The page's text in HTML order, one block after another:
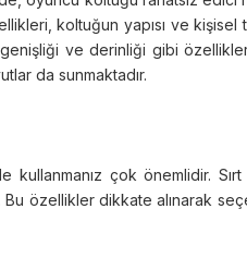
koltuğun yapısı ve kişisel
ve derinliği gibi
da sunmaktadır.
çok önemlidir.
özellikler dikkate alınarak